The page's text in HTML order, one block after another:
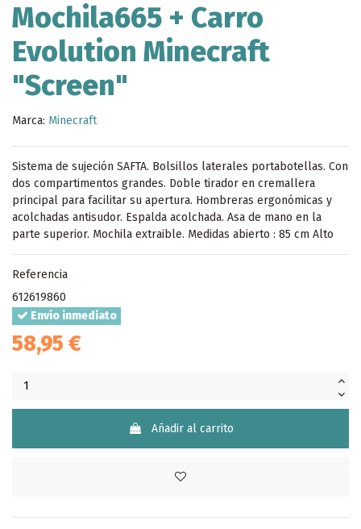
Mochila665 + Carro
Evolution Minecraft
"Screen"
Marca: Minecraft
Sistema de sujeción SAFTA. Bolsillos laterales portabotellas. Con
dos compartimentos grandes. Doble tirador en cremallera
principal para facilitar su apertura. Hombreras ergonómicas y
acolchadas antisudor. Espalda acolchada. Asa de mano en la
parte superior. Mochila extraible. Medidas abierto : 85 cm Alto
Referencia
612619860
Envío inmediato
58,95 €
Añadir al carrito